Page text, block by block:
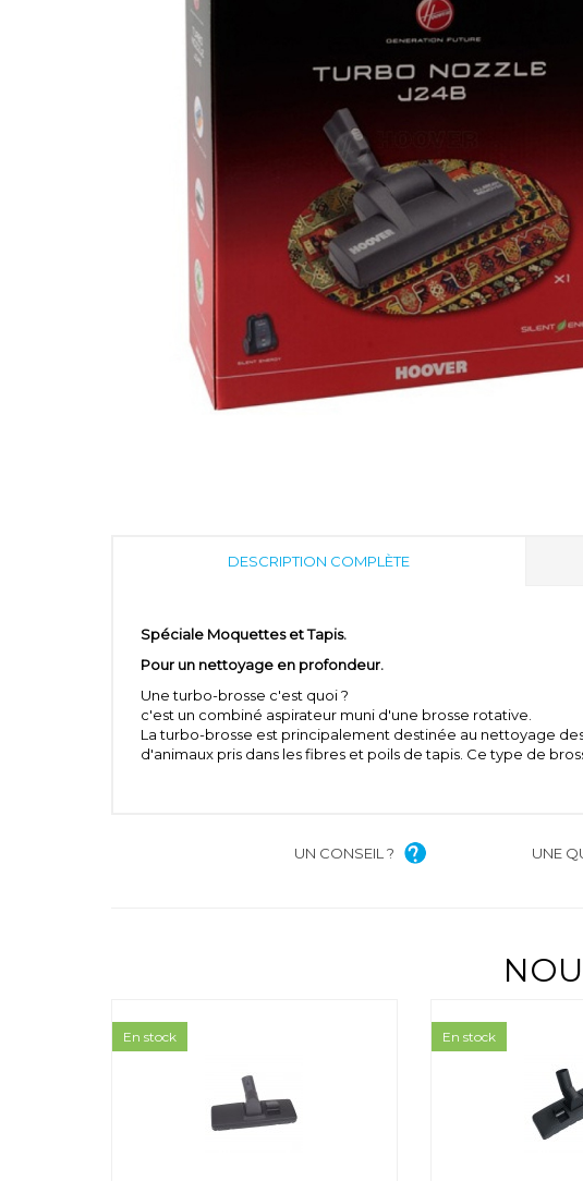
DESCRIPTION COMPLÈTE
Spéciale Moquettes et Tapis.
Pour un nettoyage en profondeur.
Une turbo-brosse c'est quoi ?
c'est un combiné aspirateur muni d'une brosse rotative.
La turbo-brosse est principalement destinée au nettoyage
d'animaux pris dans les fibres et poils de tapis. Ce type de
UN CONSEIL ? UNE
En stock En stock